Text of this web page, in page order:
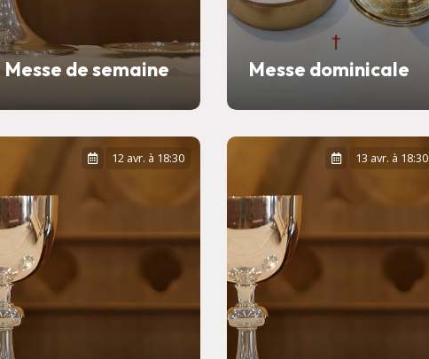
Messe de semaine Messe dominicale
12 avr. à 18:30 13 avr. à 18:30